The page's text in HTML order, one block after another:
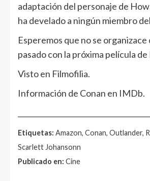
adaptación del personaje de
ha develado a ningún miembro del
Esperemos que no se organizace
pasado con la próxima película
Visto en Filmofilia.
Información de Conan en IMDb.
Etiquetas: Amazon, Conan, Outlander,
Scarlett Johansonn
Publicado en: Cine